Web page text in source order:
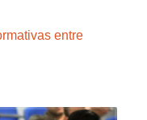
entre